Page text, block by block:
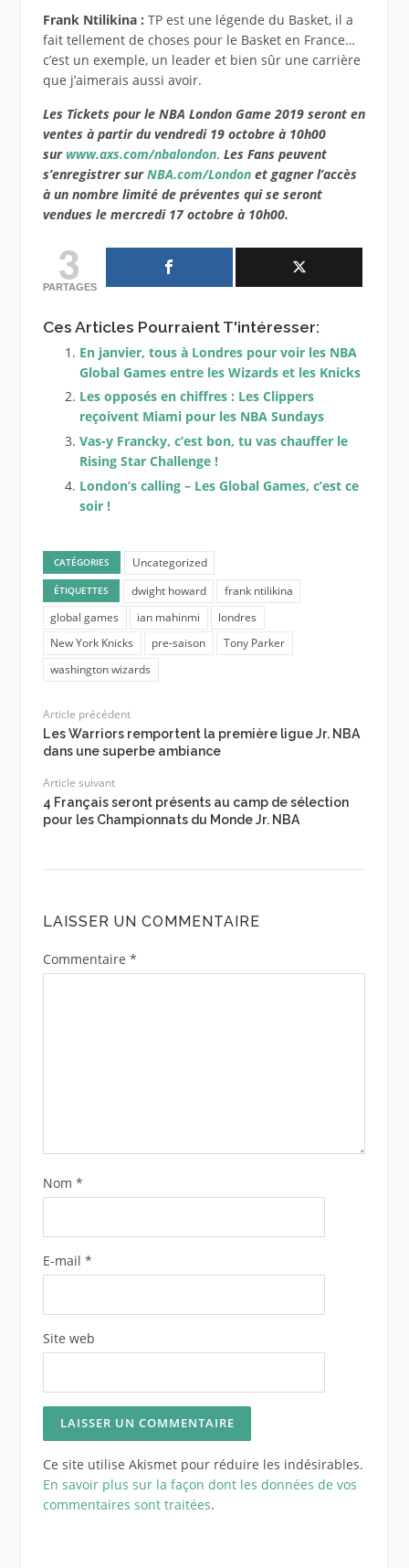
Frank Ntilikina : TP est une légende du Basket, il a
fait tellement de choses pour le Basket en France…
c’est un exemple, un leader et bien sûr une carrière
que j’aimerais aussi avoir.
Les Tickets pour le NBA London Game 2019 seront en
ventes à partir du vendredi 19 octobre à 10h00
sur www.axs.com/nbalondon. Les Fans peuvent
s’enregistrer surNBA.com/Londonet gagner l’accès
à un nombre limité de préventes qui se seront
vendues le mercredi 17 octobre à 10h00.
3
PARTAGES
Ces Articles Pourraient T'intéresser:
En janvier, tous à Londres pour voir les NBA
Global Games entre les Wizards et les Knicks
Les opposés en chiffres : Les Clippers
reçoivent Miami pour les NBA Sundays
Vas-y Francky, c’est bon, tu vas chauffer le
Rising Star Challenge !
London’s calling – Les Global Games, c’est ce
soir !
CATÉGORIES Uncategorized
ÉTIQUETTES dwight howard
frank ntilikina
global games
ian mahinmi
londres
New York Knicks
pre-saison
Tony Parker
washington wizards
Article précédent
Les Warriors remportent la première ligue Jr. NBA
dans une superbe ambiance
Article suivant
4 Français seront présents au camp de sélection
pour les Championnats du Monde Jr. NBA
LAISSER UN COMMENTAIRE
Commentaire *
Nom *
E-mail *
Site web
Ce site utilise Akismet pour réduire les indésirables.
En savoir plus sur la façon dont les données de vos
commentaires sont traitées.